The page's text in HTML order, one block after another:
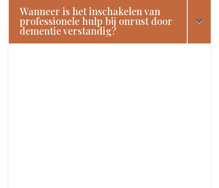
Wanneer is het inschakelen van
professionele hulp bij onrust door
dementie verstandig?